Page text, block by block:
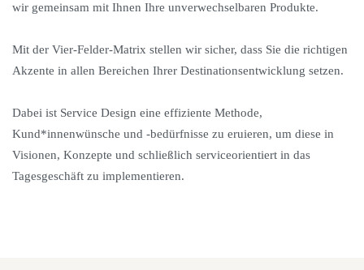
wir gemeinsam mit Ihnen Ihre unverwechselbaren Produkte.
Mit der Vier-Felder-Matrix stellen wir sicher, dass Sie die richtigen
Akzente in allen Bereichen Ihrer Destinationsentwicklung setzen.
Dabei ist Service Design eine effiziente Methode,
Kund*innenwünsche und -bedürfnisse zu eruieren, um diese in
Visionen, Konzepte und schließlich serviceorientiert in das
Tagesgeschäft zu implementieren.
Service
Design
Entwicklungsprozess